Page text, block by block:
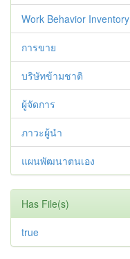
Work Behavior Inventory
การขาย
บริษัทข้ามชาติ
ผู้จัดการ
ภาวะผู้นำ
แผนพัฒนาตนเอง
Has File(s)
true